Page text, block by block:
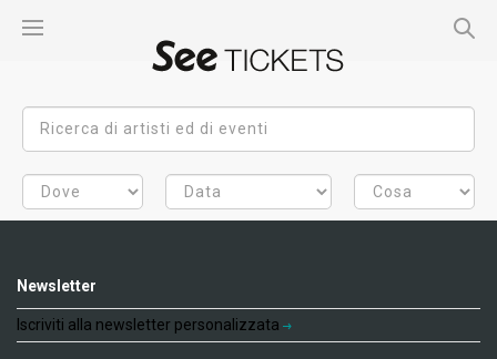
Newsletter
Iscriviti alla newsletter personalizzata